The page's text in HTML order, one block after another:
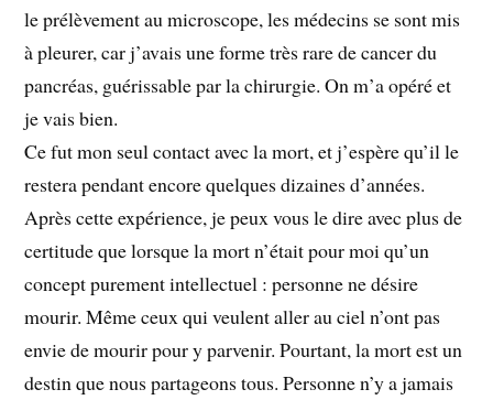
le prélèvement au microscope, les médecins se sont mis
à pleurer, car j’avais une forme très rare de cancer du
pancréas, guérissable par la chirurgie. On m’a opéré et
je vais bien.
Ce fut mon seul contact avec la mort, et j’espère qu’il le
restera pendant encore quelques dizaines d’années.
Après cette expérience, je peux vous le dire avec plus de
certitude que lorsque la mort n’était pour moi qu’un
concept purement intellectuel : personne ne désire
mourir. Même ceux qui veulent aller au ciel n’ont pas
envie de mourir pour y parvenir. Pourtant, la mort est un
destin que nous partageons tous. Personne n’y a jamais